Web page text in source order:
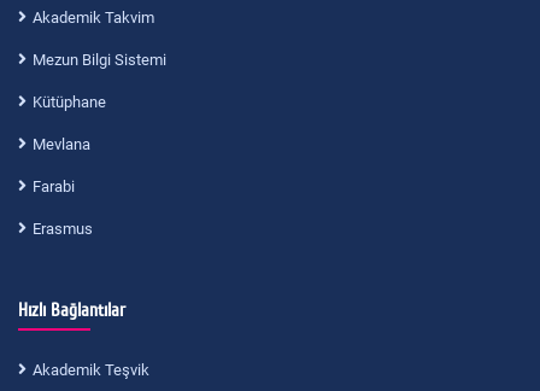
Akademik Takvim
Mezun Bilgi Sistemi
Kütüphane
Mevlana
Farabi
Erasmus
Hızlı Bağlantılar
Akademik Teşvik